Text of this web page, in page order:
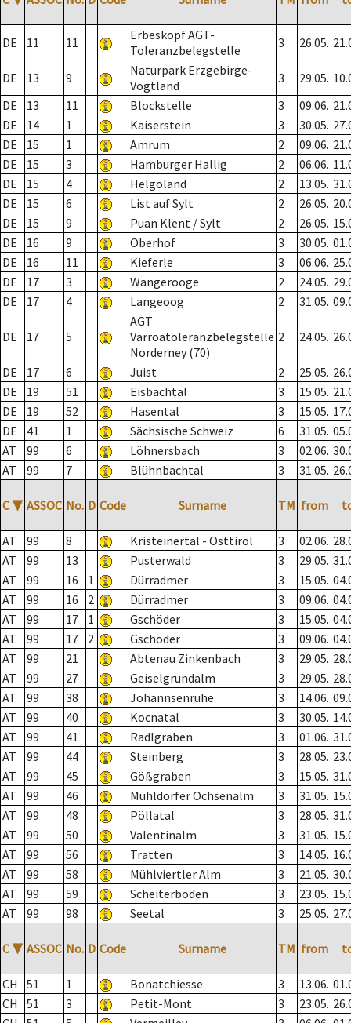
DE 11 11
Erbeskopf AGT-
Toleranzbelegstelle
3 26.05.
DE 13 9
Naturpark Erzgebirge-
Vogtland
3 29.05.
DE
13 11 Blockstelle 3 09.06.
DE
14 1 Kaiserstein 3 30.05.
DE
15 1 Amrum 2 09.06.
DE
15 3 Hamburger Hallig 2 06.06.
DE
15 4 Helgoland 2 13.05.
DE
15 6 List auf Sylt 2 26.05.
DE
15 9 Puan Klent / Sylt 2 26.05.
DE
16 9 Oberhof 3 30.05.
DE
16 11 Kieferle 3 06.06.
DE
17 3 Wangerooge 2 24.05.
DE
17 4 Langeoog 2 31.05.
DE 17 5
AGT
Varroatoleranzbelegstelle
Norderney (70)
2 24.05.
DE 17 6 Juist 2 25.05.
DE
19 51 Eisbachtal 3 15.05.
DE
19 52 Hasental 3 15.05.
DE
41 1 Sächsische Schweiz 6 31.05.
AT
99 6 Löhnersbach 3 02.06.
AT
99 7 Blühnbachtal 3 31.05.
C ▼ ASSOC No. D Code Surname TM from
AT 99 8 Kristeinertal - Osttirol 3 02.06.
AT
99 13 Pusterwald 3 29.05.
AT
99 16 1 Dürradmer 3 15.05.
AT
99 16 2 Dürradmer 3 09.06.
AT
99 17 1 Gschöder 3 15.05.
AT
99 17 2 Gschöder 3 09.06.
AT
99 21 Abtenau Zinkenbach 3 29.05.
AT
99 27 Geiselgrundalm 3 29.05.
AT
99 38 Johannsenruhe 3 14.06.
AT
99 40 Kocnatal 3 30.05.
AT
99 41 Radlgraben 3 01.06.
AT
99 44 Steinberg 3 28.05.
AT
99 45 Gößgraben 3 15.05.
AT
99 46 Mühldorfer Ochsenalm 3 31.05.
AT
99 48 Pöllatal 3 28.05.
AT
99 50 Valentinalm 3 31.05.
AT
99 56 Tratten 3 14.05.
AT
99 58 Mühlviertler Alm 3 21.05.
AT
99 59 Scheiterboden 3 23.05.
AT
99 98 Seetal 3 25.05.
C ▼ ASSOC No. D Code Surname TM from
CH 51 1 Bonatchiesse 3 13.06.
CH
51 3 Petit-Mont 3 23.05.